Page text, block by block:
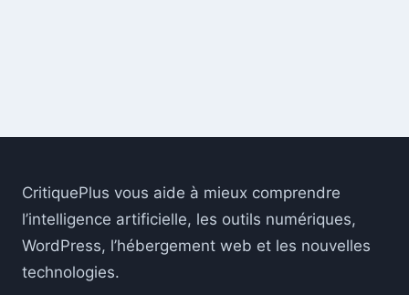
CritiquePlus vous aide à mieux comprendre
l’intelligence artificielle, les outils numériques,
WordPress, l’hébergement web et les nouvelles
technologies.